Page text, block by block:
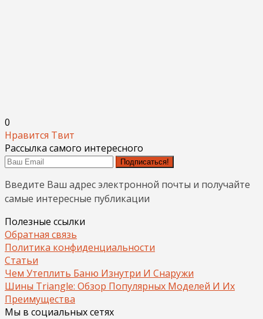
0
Нравится Твит
Рассылка самого интересного
Подписаться!
Введите Ваш адрес электронной почты и получайте
самые интересные публикации
Полезные ссылки
Обратная связь
Политика конфиденциальности
Статьи
Чем Утеплить Баню Изнутри И Снаружи
Шины Triangle: Обзор Популярных Моделей И Их
Преимущества
Мы в социальных сетях